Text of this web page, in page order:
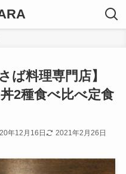
ば料理専門店】
2種食べ比べ定食
年12月16日 2021年2月26日